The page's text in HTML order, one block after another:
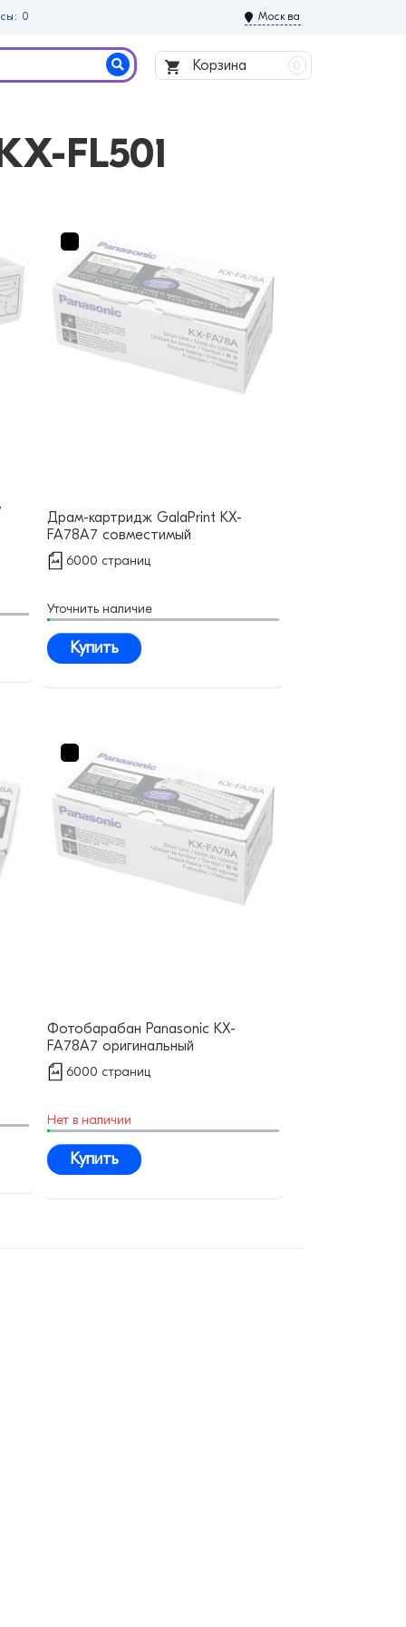
0 Москва
Корзина 0
FL501
Драм-картридж GalaPrint KX-
FA78A7 совместимый
6000 страниц
Уточнить наличие
Купить
Фотобарабан Panasonic KX-
FA78A7 оригинальный
6000 страниц
Нет в наличии
Купить